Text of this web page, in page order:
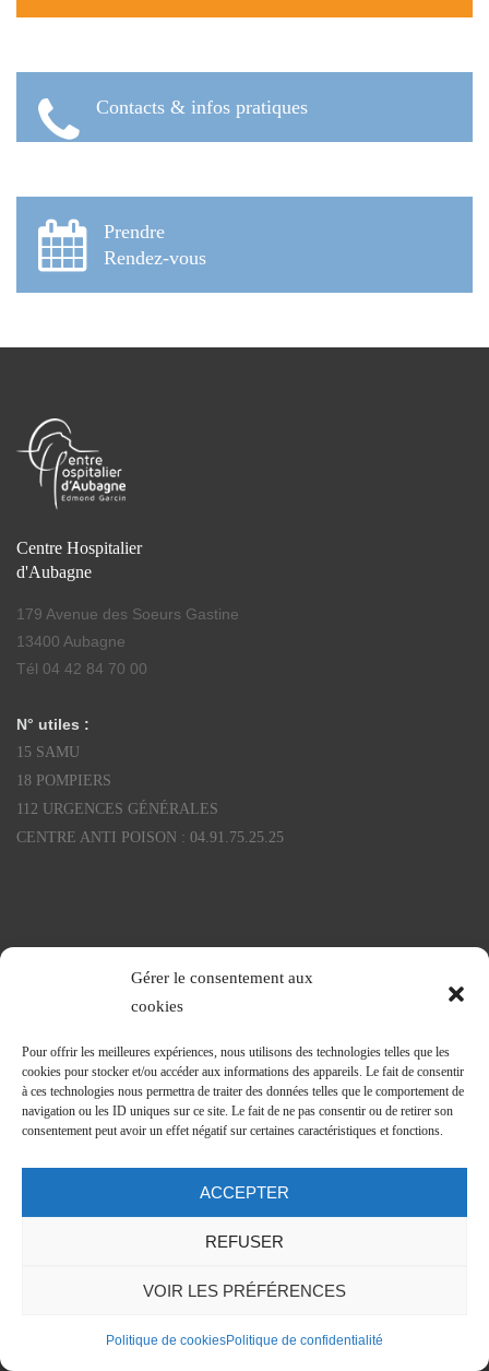
Gérer le consentement aux
cookies
Pour offrir les meilleures expériences, nous utilisons des technologies telles que les
cookies pour stocker et/ou accéder aux informations des appareils. Le fait de consentir
à ces technologies nous permettra de traiter des données telles que le comportement de
navigation ou les ID uniques sur ce site. Le fait de ne pas consentir ou de retirer son
consentement peut avoir un effet négatif sur certaines caractéristiques et fonctions.
ACCEPTER
REFUSER
VOIR LES PRÉFÉRENCES
Politique de cookiesPolitique de confidentialité
Contacts & infos pratiques
Prendre
Rendez-vous
Centre Hospitalier
d'Aubagne
179 Avenue des Soeurs Gastine
13400 Aubagne
Tél 04 42 84 70 00
N° utiles :
15 SAMU
18 POMPIERS
112 URGENCES GÉNÉRALES
CENTRE ANTI POISON : 04.91.75.25.25
Notre offre de soins
Nous connaître
Nos réseaux
Marchés publics et appel à concurrence
Recrutement : annonces et candidatures libres
Patients – Famille